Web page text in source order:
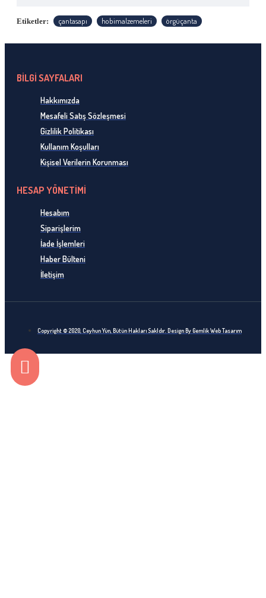
Etiketler: çantasapı hobimalzemeleri örgüçanta
BİLGİ SAYFALARI
Hakkımızda
Mesafeli Satış Sözleşmesi
Gizlilik Politikası
Kullanım Koşulları
Kişisel Verilerin Korunması
HESAP YÖNETİMİ
Hesabım
Siparişlerim
İade İşlemleri
Haber Bülteni
İletişim
Copyright © 2020, Ceyhun Yün, Bütün Hakları Sakldır. Design By Gemlik Web Tasarım